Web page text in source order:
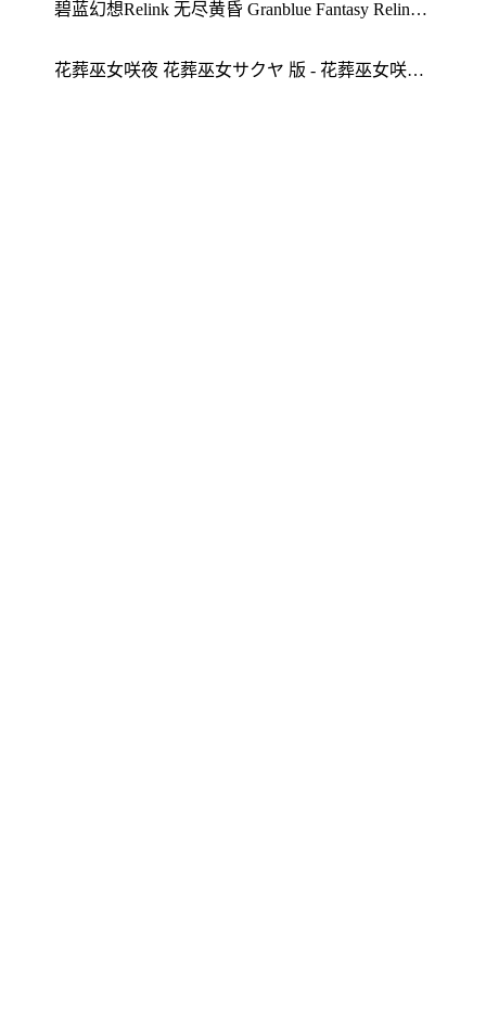
碧蓝幻想Relink 无尽黄昏 Granblue Fantasy Relink 中文版 - 玩法解析 Granblue Fantasy Relink tips
花葬巫女咲夜 花葬巫女サクヤ 版 - 花葬巫女咲夜心得 玩法解析